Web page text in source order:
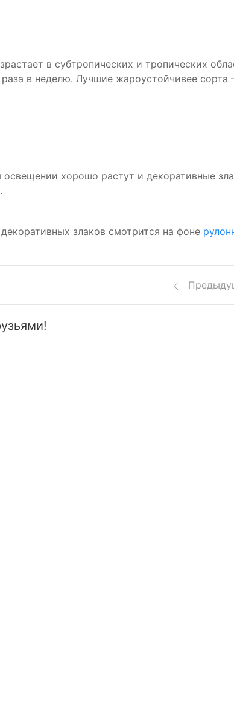
в субтропических и тропических
в неделю. Лучшие жароустойчивее
хорошо растут и декоративные
злаков смотрится на фоне